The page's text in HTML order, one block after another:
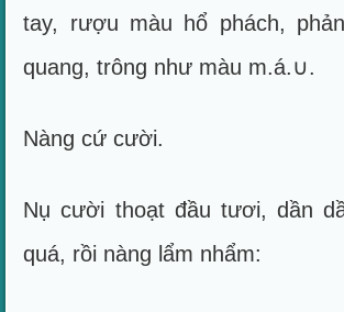
tay, rượu màu hổ phách,
quang, trông như màu m.á.∪.
Nàng cứ cười.
Nụ cười thoạt đầu tươi, dần
quá, rồi nàng lẩm nhẩm: